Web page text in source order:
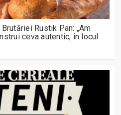
Rustik Pan: „Am
ceva autentic, în locul